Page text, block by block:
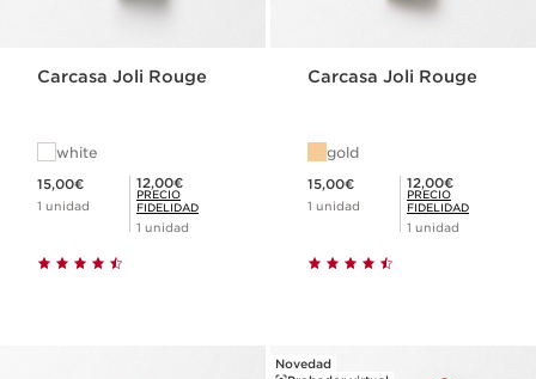
Carcasa Joli Rouge
white
15,00€
1 unidad
Precio Fidelidad 12,00€
12,00€
PRECIO
FIDELIDAD
1 unidad
Carcasa Joli Rouge
gold
15,00€
1 unidad
Precio Fidelidad 12,00€
12,00€
PRECIO
FIDELIDAD
1 unidad
Novedad